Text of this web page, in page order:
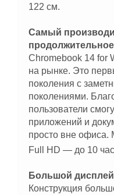
122 см.
Самый
Chromebook 14
на рынке. Это
поколения с
поколениями.
пользователи
приложений и
просто вне офиса.
Full HD — до 10
Большой дисплей
Конструкция